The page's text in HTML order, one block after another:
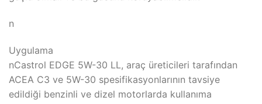
n
Uygulama
nCastrol EDGE 5W-30 LL, araç üreticileri tarafından
ACEA C3 ve 5W-30 spesifikasyonlarının tavsiye
edildiği benzinli ve dizel motorlarda kullanıma